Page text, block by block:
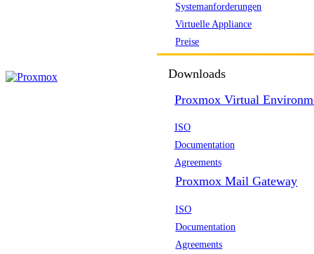
Systemanforderungen
Virtuelle Appliance
Preise
Downloads
Proxmox Virtual
ISO
Documentation
Agreements
Proxmox Mail Gateway
ISO
Documentation
Agreements